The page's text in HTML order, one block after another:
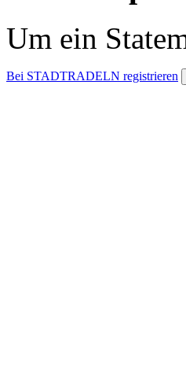
Um ein
Bei STADTRADELN registrieren